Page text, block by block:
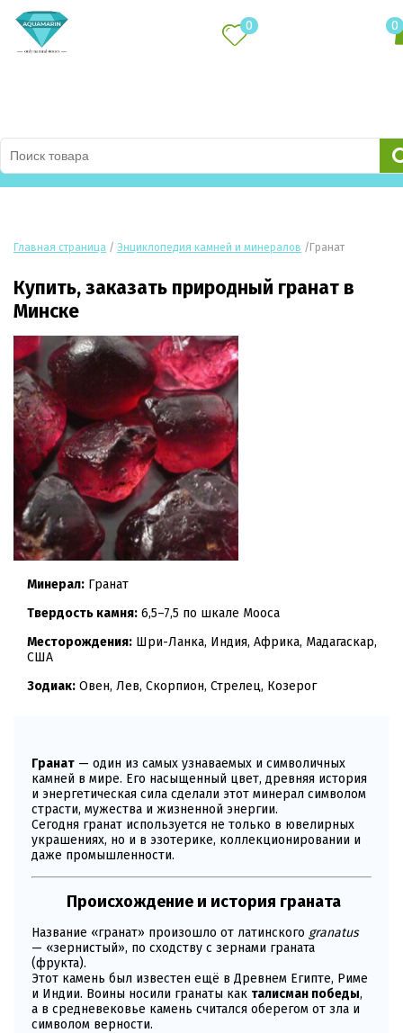
0 0
Каталог товаров
Главная страница / Энциклопедия камней и минералов / Гранат
Купить, заказать природный гранат в
Минске
Минерал: Гранат
Твердость камня: 6,5–7,5 по шкале Мооса
Месторождения: Шри-Ланка, Индия, Африка, Мадагаскар,
США
Зодиак: Овен, Лев, Скорпион, Стрелец, Козерог
Гранат — один из самых узнаваемых и символичных
камней в мире. Его насыщенный цвет, древняя история
и энергетическая сила сделали этот минерал символом
страсти, мужества и жизненной энергии.
Сегодня гранат используется не только в ювелирных
украшениях, но и в эзотерике, коллекционировании и
даже промышленности.
Происхождение и история граната
Название «гранат» произошло от латинского granatus
— «зернистый», по сходству с зернами граната
(фрукта).
Этот камень был известен ещё в Древнем Египте, Риме
и Индии. Воины носили гранаты как талисман победы,
а в средневековье камень считался оберегом от зла и
символом верности.